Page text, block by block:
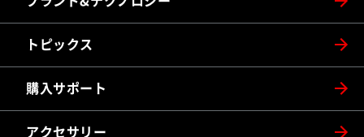
トピックス
購入サポート
アクセサリー